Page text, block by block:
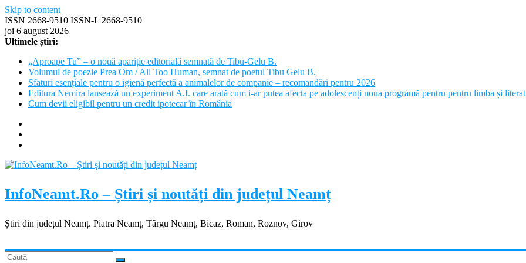
Skip to content
ISSN 2668-9510 ISSN-L 2668-9510
joi 6 august 2026
Ultimele știri:
„Aproape Tu” – o nouă apariție editorială semnată de Tibu-Gelu B.
Volumul de poezie Prea Om / All Too Human, semnat de poetul Tibu Gelu B.
Sfaturi esențiale pentru o igienă perfectă a animalelor de companie – recomandări pentru 2026
Editura Nemira lansează un experiment A.I. care arată cum i-ar putea afecta pe adolescenți noua programă pentru pentru limba și
Cum devii eligibil pentru un credit ipotecar în România
InfoNeamt.Ro – Știri și noutăți din județul Neamț
Știri din județul Neamț. Piatra Neamț, Târgu Neamț, Bicaz, Roman, Roznov, Girov